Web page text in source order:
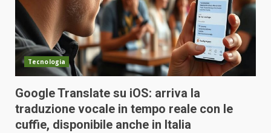
Tecnologia
Google Translate su iOS: arriva la
traduzione vocale in tempo reale con le
cuffie, disponibile anche in Italia